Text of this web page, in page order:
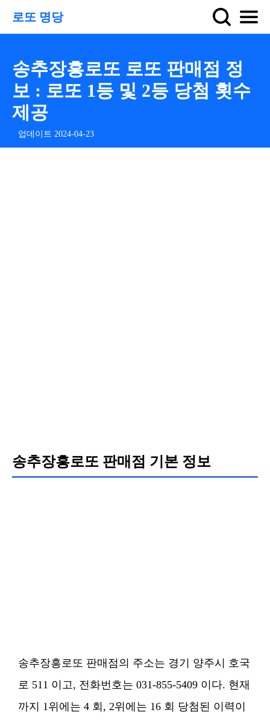
로또 명당
송추장흥로또 로또 판매점 정
보 : 로또 1등 및 2등 당첨 횟수
제공
업데이트 2024-04-23
송추장흥로또 판매점 기본 정보
송추장흥로또 판매점의 주소는 경기 양주시 호국
로 511 이고, 전화번호는 031-855-5409 이다. 현재
까지 1위에는 4 회, 2위에는 16 회 당첨된 이력이